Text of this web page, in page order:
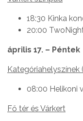
18:30 Kinka
20:00
április 17. – Péntek
Kategóriahelyszínek
08:00 Helikoni
Fő tér és Várkert